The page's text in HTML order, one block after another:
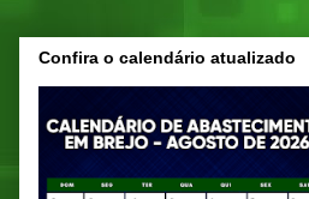
Confira o calendário atualizado